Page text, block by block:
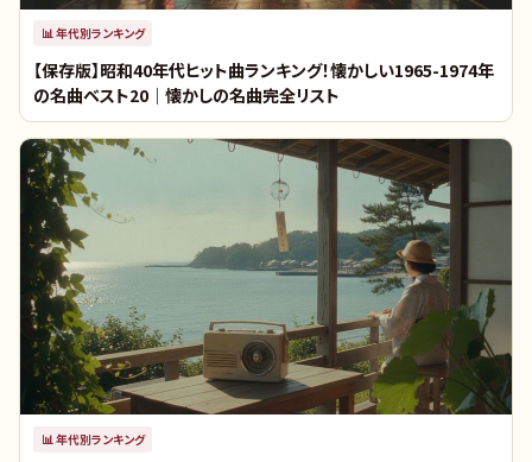
📊年代別ランキング
【保存版】昭和40年代ヒット曲ランキング！懐かしい1965-1974年
の名曲ベスト20｜懐かしの名曲完全リスト
📊 年代別ランキング